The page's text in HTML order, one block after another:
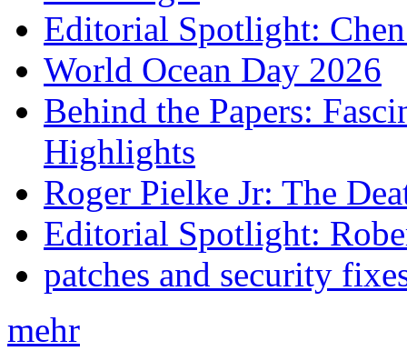
Editorial Spotlight:
World Ocean Day 2026
Behind the Papers:
Highlights
Roger Pielke Jr: The
Editorial Spotlight:
patches and security
mehr